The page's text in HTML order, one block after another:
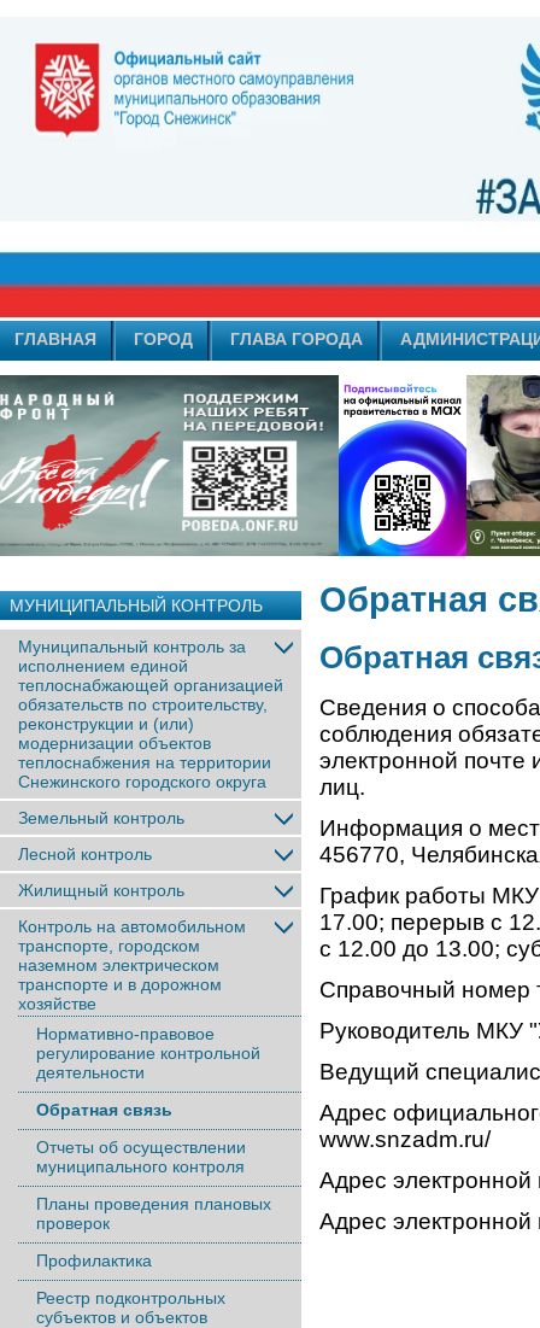
ГЛАВНАЯ ГОРОД ГЛАВА ГОРОДА
МУНИЦИПАЛЬНЫЙ КОНТРОЛЬ
Муниципальный контроль за
исполнением единой
теплоснабжающей организацией
обязательств по строительству,
реконструкции и (или)
модернизации объектов
теплоснабжения на территории
Снежинского городского округа
Земельный контроль
Лесной контроль
Жилищный контроль
Контроль на автомобильном
транспорте, городском
наземном электрическом
транспорте и в дорожном
хозяйстве
Нормативно-правовое
регулирование контрольной
деятельности
Обратная связь
Отчеты об осуществлении
муниципального контроля
Планы проведения плановых
проверок
Профилактика
Реестр подконтрольных
субъектов и объектов
Обратная
Обратная
Сведения о
соблюдения
электронной
лиц.
Информация о
456770,
График работы МКУ
17.00; перерыв с
с 12.00 до 13.00;
Справочный номер
Руководитель МКУ
Ведущий
Адрес
www.snzadm.ru/
Адрес
Адрес